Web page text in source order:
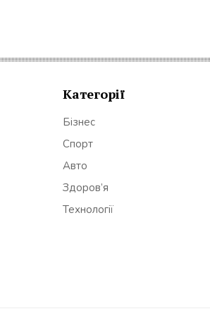
Категорії
Бізнес
Спорт
Авто
Здоров’я
Технології